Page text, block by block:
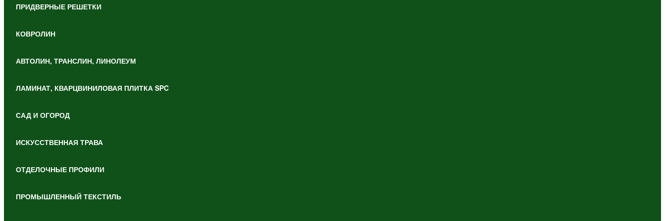
ПРИДВЕРНЫЕ РЕШЕТКИ
КОВРОЛИН
АВТОЛИН, ТРАНСЛИН, ЛИНОЛЕУМ
ЛАМИНАТ, КВАРЦВИНИЛОВАЯ ПЛИТКА SPC
САД И ОГОРОД
ИСКУССТВЕННАЯ ТРАВА
ОТДЕЛОЧНЫЕ ПРОФИЛИ
ПРОМЫШЛЕННЫЙ ТЕКСТИЛЬ